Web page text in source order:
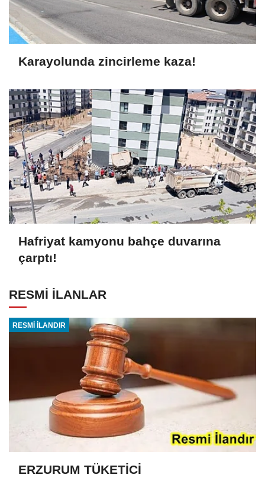
Karayolunda zincirleme kaza!
Hafriyat kamyonu bahçe duvarına
çarptı!
RESMİ İLANLAR
RESMİ İLANDIR
ERZURUM TÜKETİCİ